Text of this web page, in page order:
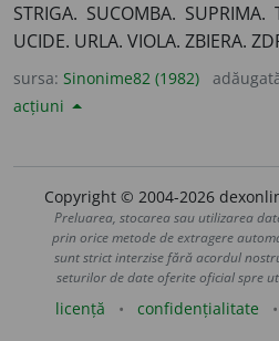
STRIGA. SUCOMBA. SUPRIMA.
UCIDE. URLA. VIOLA. ZBIERA.
sursa: Sinonime82 (1982)
acțiuni
Copyright © 2004-2026
Preluarea, stocarea sau utilizarea
prin orice metode de extragere
sunt strict interzise fără acordul
seturilor de date oferite oficial spre
licență confidențialitate